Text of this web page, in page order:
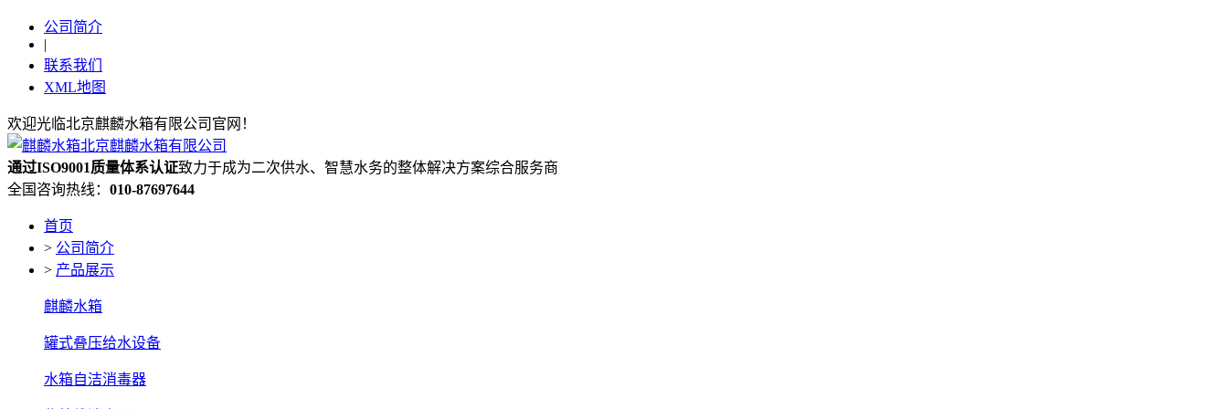
公司简介
|
联系我们
XML地图
欢迎光临北京麒麟水箱有限公司官网！
通过ISO9001质量体系认证致力于成为二次供水、智慧水务的整体解决方案综合服务商
全国咨询热线： 010-87697644
首页
> 公司简介
> 产品展示
麒麟水箱
罐式叠压给水设备
水箱自洁消毒器